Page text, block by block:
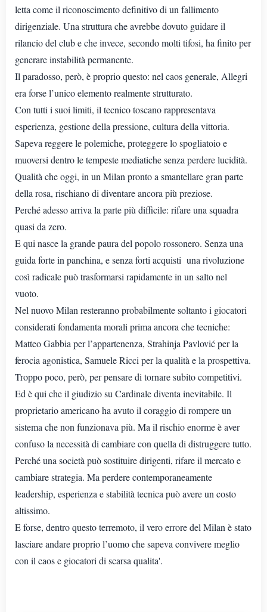
letta come il riconoscimento definitivo di un fallimento
dirigenziale. Una struttura che avrebbe dovuto guidare il
rilancio del club e che invece, secondo molti tifosi, ha finito per
generare instabilità permanente.
Il paradosso, però, è proprio questo: nel caos generale, Allegri
era forse l’unico elemento realmente strutturato.
Con tutti i suoi limiti, il tecnico toscano rappresentava
esperienza, gestione della pressione, cultura della vittoria.
Sapeva reggere le polemiche, proteggere lo spogliatoio e
muoversi dentro le tempeste mediatiche senza perdere lucidità.
Qualità che oggi, in un Milan pronto a smantellare gran parte
della rosa, rischiano di diventare ancora più preziose.
Perché adesso arriva la parte più difficile: rifare una squadra
quasi da zero.
E qui nasce la grande paura del popolo rossonero. Senza una
guida forte in panchina, e senza forti acquisti una rivoluzione
così radicale può trasformarsi rapidamente in un salto nel
vuoto.
Nel nuovo Milan resteranno probabilmente soltanto i giocatori
considerati fondamenta morali prima ancora che tecniche:
Matteo Gabbia per l’appartenenza, Strahinja Pavlović per la
ferocia agonistica, Samuele Ricci per la qualità e la prospettiva.
Troppo poco, però, per pensare di tornare subito competitivi.
Ed è qui che il giudizio su Cardinale diventa inevitabile. Il
proprietario americano ha avuto il coraggio di rompere un
sistema che non funzionava più. Ma il rischio enorme è aver
confuso la necessità di cambiare con quella di distruggere tutto.
Perché una società può sostituire dirigenti, rifare il mercato e
cambiare strategia. Ma perdere contemporaneamente
leadership, esperienza e stabilità tecnica può avere un costo
altissimo.
E forse, dentro questo terremoto, il vero errore del Milan è stato
lasciare andare proprio l’uomo che sapeva convivere meglio
con il caos e giocatori di scarsa qualita'.